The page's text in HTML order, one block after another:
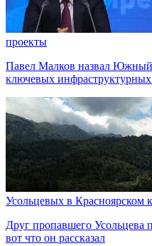
проекты
Павел Малков назвал Южный
ключевых инфраструктурных
Усольцевых в Красноярском
Друг пропавшего Усольцева
вот что он рассказал